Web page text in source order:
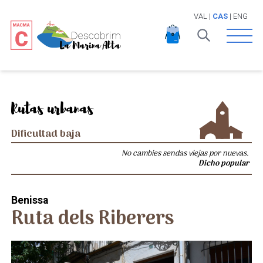
VAL | CAS| ENG
Open
Rutas urbanas
Dificultad baja
No cambies sendas viejas por nuevas.
Dicho popular
Benissa
Ruta dels Riberers